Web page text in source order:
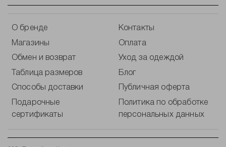
О бренде Контакты
Магазины Оплата
Обмен и возврат Уход за одеждой
Таблица размеров Блог
Способы доставки Публичная оферта
Подарочные
сертификаты
Политика по обработке
персональных данных